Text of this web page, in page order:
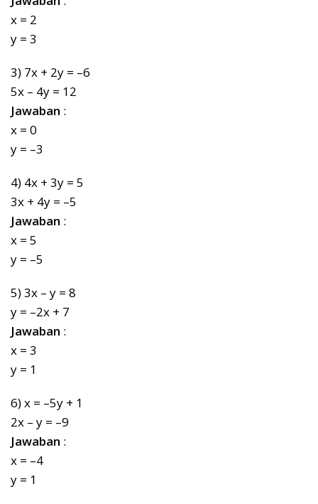
x = 2
y = 3
3) 7x + 2y = –6
5x – 4y = 12
Jawaban :
x = 0
y = –3
4) 4x + 3y = 5
3x + 4y = –5
Jawaban :
x = 5
y = –5
5) 3x – y = 8
y = –2x + 7
Jawaban :
x = 3
y = 1
6) x = –5y + 1
2x – y = –9
Jawaban :
x = –4
y = 1